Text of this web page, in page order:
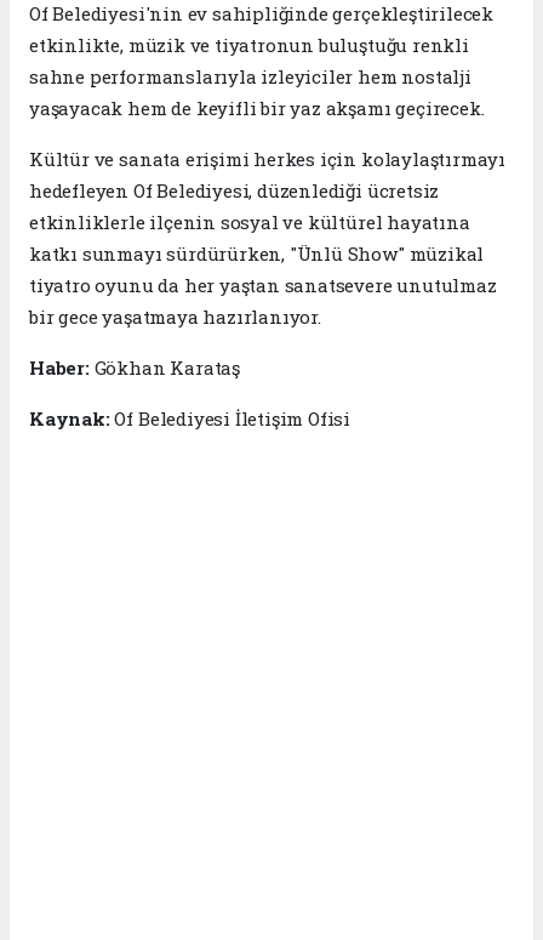
Of Belediyesi'nin ev sahipliğinde gerçekleştirilecek
etkinlikte, müzik ve tiyatronun buluştuğu renkli
sahne performanslarıyla izleyiciler hem nostalji
yaşayacak hem de keyifli bir yaz akşamı geçirecek.
Kültür ve sanata erişimi herkes için kolaylaştırmayı
hedefleyen Of Belediyesi, düzenlediği ücretsiz
etkinliklerle ilçenin sosyal ve kültürel hayatına
katkı sunmayı sürdürürken, "Ünlü Show" müzikal
tiyatro oyunu da her yaştan sanatsevere unutulmaz
bir gece yaşatmaya hazırlanıyor.
Haber:Gökhan Karataş
Kaynak:Of Belediyesi İletişim Ofisi